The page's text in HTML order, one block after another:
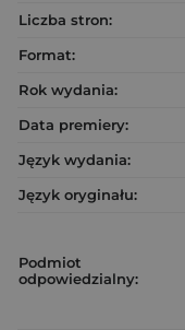
Liczba stron:
Format:
Rok wydania:
Data premiery:
Język wydania:
Język oryginału:
Podmiot
odpowiedzialny: